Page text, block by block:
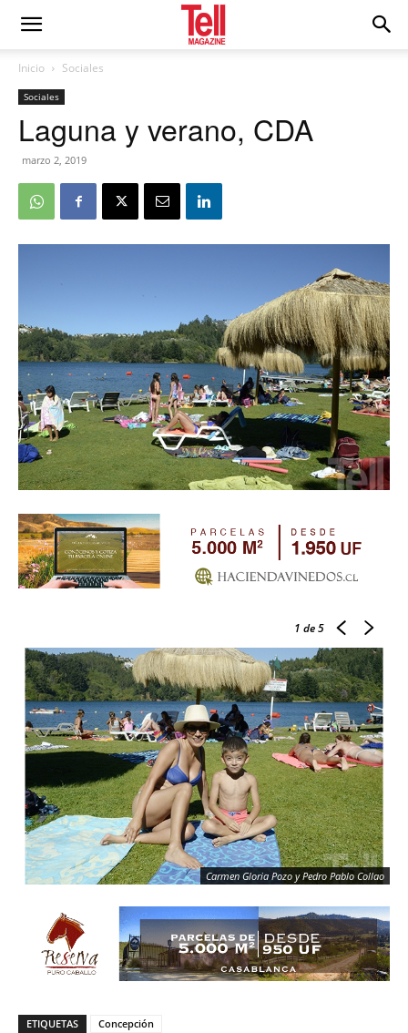
Inicio Sociales
Sociales
Laguna y verano, CDA
marzo 2, 2019
1 de 5
Carmen Gloria Pozo y Pedro Pablo Collao
ETIQUETAS Concepción